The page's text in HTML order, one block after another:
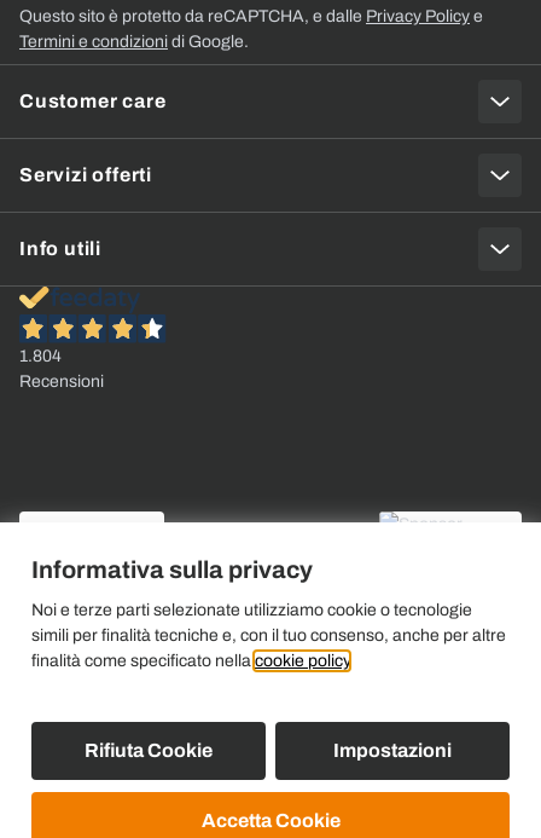
Informativa sulla privacy
Noi e terze parti selezionate utilizziamo cookie o tecnologie
simili per finalità tecniche e, con il tuo consenso, anche per altre
finalità come specificato nella cookie policy
Accetta Cookie
Rifiuta Cookie Impostazioni
Customer care
Servizi offerti
Info utili
Questo sito è protetto da reCAPTCHA, e dalle Privacy Policy e
Termini e condizioni di Google.
1.804
Recensioni